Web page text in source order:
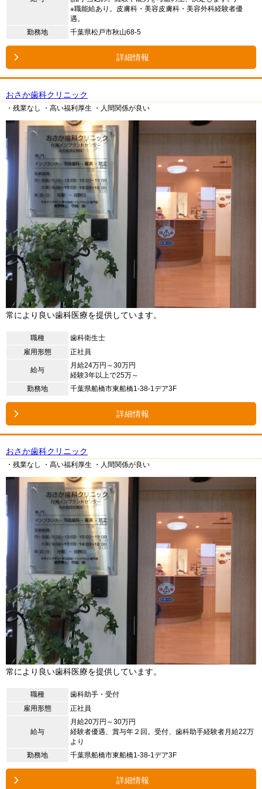
※職能給あり。皮膚科・美容皮膚科・美容外科経験者優
遇。
勤務地
千葉県松戸市秋山68-5
詳細情報
おさか歯科クリニック
・残業なし ・高い福利厚生 ・人間関係が良い
常により良い歯科医療を提供しています。
職種
歯科衛生士
雇用形態
正社員
給与
月給24万円～30万円
経験3年以上で25万～
勤務地
千葉県船橋市東船橋1-38-1デア3F
詳細情報
おさか歯科クリニック
・残業なし ・高い福利厚生 ・人間関係が良い
常により良い歯科医療を提供しています。
職種
歯科助手・受付
雇用形態
正社員
給与
月給20万円～30万円
経験者優遇、賞与年２回。受付、歯科助手経験者月給22万
より
勤務地
千葉県船橋市東船橋1-38-1デア3F
詳細情報